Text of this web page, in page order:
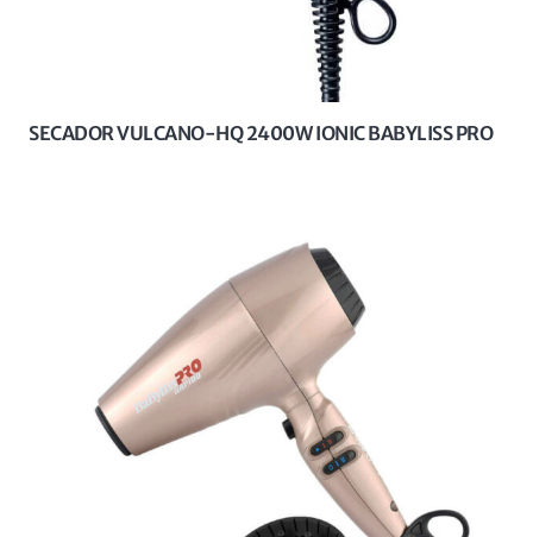
SECADOR VULCANO-HQ 2400W IONIC BABYLISS PRO